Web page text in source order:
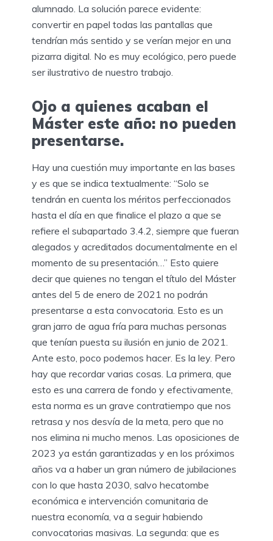
alumnado. La solución parece evidente:
convertir en papel todas las pantallas que
tendrían más sentido y se verían mejor en una
pizarra digital. No es muy ecológico, pero puede
ser ilustrativo de nuestro trabajo.
Ojo a quienes acaban el
Máster este año: no pueden
presentarse.
Hay una cuestión muy importante en las bases
y es que se indica textualmente: “Solo se
tendrán en cuenta los méritos perfeccionados
hasta el día en que finalice el plazo a que se
refiere el subapartado 3.4.2, siempre que fueran
alegados y acreditados documentalmente en el
momento de su presentación…” Esto quiere
decir que quienes no tengan el título del Máster
antes del 5 de enero de 2021 no podrán
presentarse a esta convocatoria. Esto es un
gran jarro de agua fría para muchas personas
que tenían puesta su ilusión en junio de 2021.
Ante esto, poco podemos hacer. Es la ley. Pero
hay que recordar varias cosas. La primera, que
esto es una carrera de fondo y efectivamente,
esta norma es un grave contratiempo que nos
retrasa y nos desvía de la meta, pero que no
nos elimina ni mucho menos. Las oposiciones de
2023 ya están garantizadas y en los próximos
años va a haber un gran número de jubilaciones
con lo que hasta 2030, salvo hecatombe
económica e intervención comunitaria de
nuestra economía, va a seguir habiendo
convocatorias masivas. La segunda: que es